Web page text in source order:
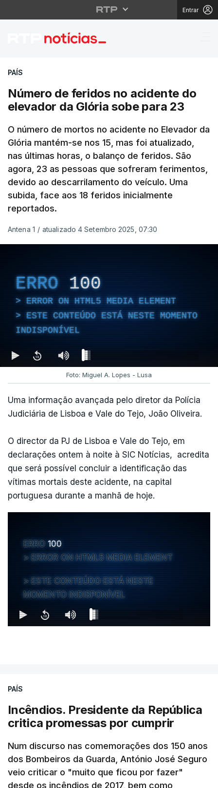
Entrar
Número de feridos
PAÍS
Número de feridos no acidente do
elevador da Glória sobe para 23
O número de mortos no acidente no Elevador da
Glória mantém-se nos 15, mas foi atualizado,
nas últimas horas, o balanço de feridos. São
agora, 23 as pessoas que sofreram ferimentos,
devido ao descarrilamento do veículo. Uma
subida, face aos 18 feridos inicialmente
reportados.
Antena 1 / atualizado 4 Setembro 2025, 07:30
ERRO 100
ERROR ON HTML5 MEDIA ELEMENT
ESTE CONTEÚDO ESTÁ NESTE MOMENTO
INDISPONÍVEL
Foto: Miguel A. Lopes - Lusa
Uma informação avançada pelo diretor da Polícia
Judiciária de Lisboa e Vale do Tejo, João Oliveira.
O director da PJ de Lisboa e Vale do Tejo, em
declarações ontem à noite à SIC Notícias, acredita
que será possível concluir a identificação das
vítimas mortais deste acidente, na capital
portuguesa durante a manhã de hoje.
ERRO 100
ERROR ON HTML5 MEDIA ELEMENT
ESTE CONTEÚDO ESTÁ NESTE
MOMENTO INDISPONÍVEL
PAÍS
Incêndios. Presidente da República
critica promessas por cumprir
Num discurso nas comemorações dos 150 anos
dos Bombeiros da Guarda, António José Seguro
veio criticar o "muito que ficou por fazer"
desde os incêndios de 2017, bem como